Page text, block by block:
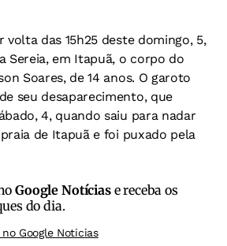
das 15h25 deste domingo, 5,
Sereia, em Itapuã, o corpo do
Soares, de 14 anos. O garoto
seu desaparecimento, que
4, quando saiu para nadar
de Itapuã e foi puxado pela
Google Notíciase receba os
do dia.
no Google Noticias